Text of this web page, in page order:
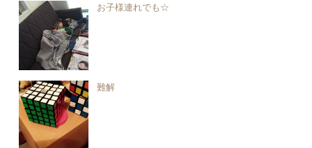
お子様連れでも☆
難解